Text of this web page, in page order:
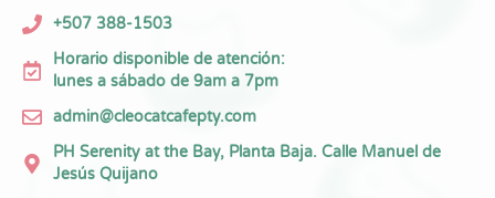
+507 388-1503
Horario disponible de atención:
lunes a sábado de 9am a 7pm
admin@cleocatcafepty.com
PH Serenity at the Bay, Planta Baja. Calle Manuel de
Jesús Quijano